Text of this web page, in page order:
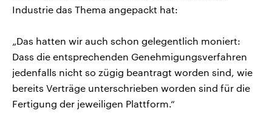
Industrie das Thema angepackt hat:
„Das hatten wir auch schon gelegentlich moniert:
Dass die entsprechenden Genehmigungsverfahren
jedenfalls nicht so zügig beantragt worden sind, wie
bereits Verträge unterschrieben worden sind für die
Fertigung der jeweiligen Plattform.“